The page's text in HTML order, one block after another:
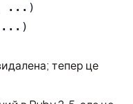
... )
... )
тепер це